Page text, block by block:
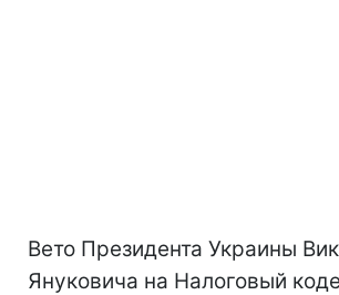
Вето Президента Украины
Януковича на Налоговый